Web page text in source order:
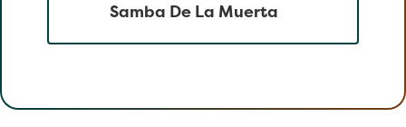
Samba De La Muerta